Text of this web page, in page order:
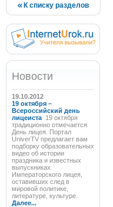
К списку разделов
Новости
19.10.2012
19 октября –
Всероссийский день
лицеиста 19 октября
традиционно отмечается
День лицея. Портал
UniverTV предлагает вам
подборку образовательных
видео об истории
праздника и известных
выпускниках
Императорского лицея,
оставивших след в
мировой политике,
литературе, культуре.
Далее...